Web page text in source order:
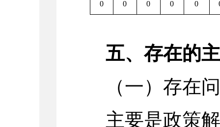
0 0 0 0 0
五、存在的
（一）存在
主要是政策